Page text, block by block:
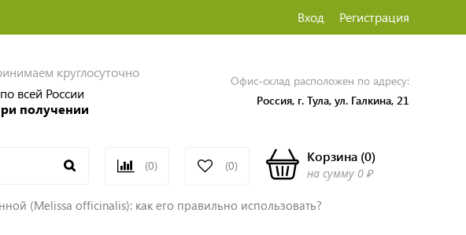
Вход Регистрация
круглосуточно
всей России
получении
Офис-склад расположен по адресу:
Россия, г. Тула, ул. Галкина, 21
(0) (0)
Корзина(0)
на сумму 0 ₽
(Melissa officinalis): как его правильно использовать?